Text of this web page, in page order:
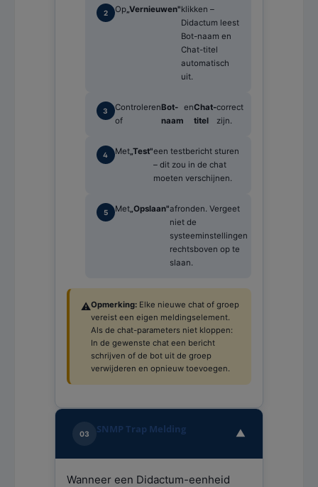
Op„Vernieuwen"klikken –
Didactum leest
Bot-naam en
Chat-titel
automatisch
uit.
Controleren
of
Bot-
naam
enChat-
titel
correct
zijn.
Met„Test"een testbericht sturen
– dit zou in de chat
moeten verschijnen.
Met„Opslaan"afronden. Vergeet
niet de
systeeminstellingen
rechtsboven op te
slaan.
⚠️Opmerking: Elke nieuwe chat of groep
vereist een eigen meldingselement.
Als de chat-parameters niet kloppen:
In de gewenste chat een bericht
schrijven of de bot uit de groep
verwijderen en opnieuw toevoegen.
03 SNMP Trap Melding ▼
Wanneer een Didactum-eenheid